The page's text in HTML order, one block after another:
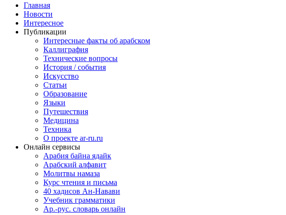
Главная
Новости
Интересное
Публикации
Интересные факты об арабском
Каллиграфия
Технические вопросы
История / события
Искусство
Статьи
Образование
Языки
Путешествия
Медицина
Техника
О проекте ar-ru.ru
Онлайн сервисы
Арабия байна ядайк
Арабский алфавит
Молитвы намаза
Курс чтения и письма
40 хадисов Ан-Навави
Учебник грамматики
Ар.-рус. словарь онлайн